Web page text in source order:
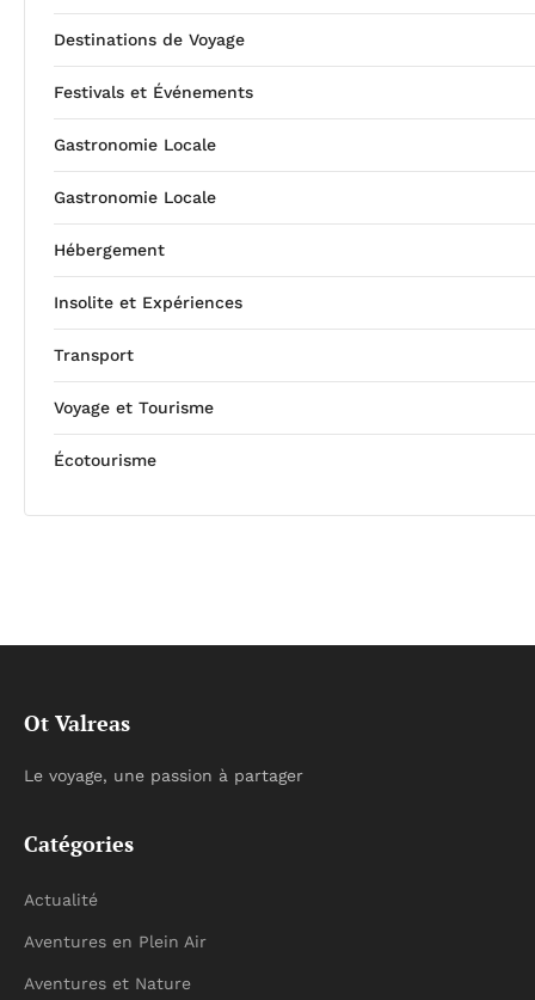
Destinations de Voyage
Festivals et Événements
Gastronomie Locale
Gastronomie Locale
Hébergement
Insolite et Expériences
Transport
Voyage et Tourisme
Écotourisme
Ot Valreas
Le voyage, une passion à partager
Catégories
Actualité
Aventures en Plein Air
Aventures et Nature